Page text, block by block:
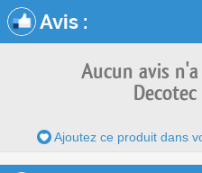
Avis :
Aucun avis
Ajoutez ce produit dans